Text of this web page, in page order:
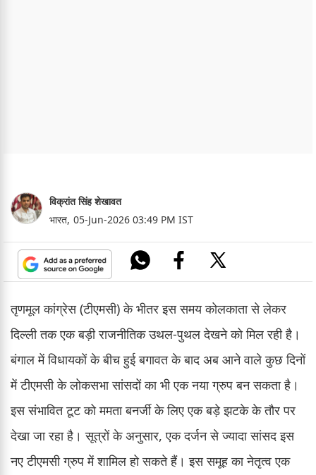
विक्रांत सिंह शेखावत
भारत, 05-Jun-2026 03:49 PM IST
तृणमूल कांग्रेस (टीएमसी) के भीतर इस समय कोलकाता से लेकर
दिल्ली तक एक बड़ी राजनीतिक उथल-पुथल देखने को मिल रही है।
बंगाल में विधायकों के बीच हुई बगावत के बाद अब आने वाले कुछ दिनों
में टीएमसी के लोकसभा सांसदों का भी एक नया ग्रुप बन सकता है।
इस संभावित टूट को ममता बनर्जी के लिए एक बड़े झटके के तौर पर
देखा जा रहा है। सूत्रों के अनुसार, एक दर्जन से ज्यादा सांसद इस
नए टीएमसी ग्रुप में शामिल हो सकते हैं। इस समूह का नेतृत्व एक